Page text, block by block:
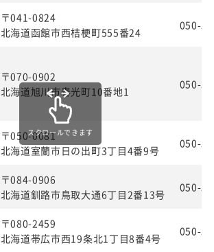
〒041-0824
北海道函館市西桔梗町555番24
050-
〒070-0902
北海道旭川市春光町10番地1
050-
〒050-0081
北海道室蘭市日の出町3丁目4番9号
050-
〒084-0906
北海道釧路市鳥取大通6丁目2番13号
050-
〒080-2459
北海道帯広市西19条北1丁目8番4号
050-
スクロールできます